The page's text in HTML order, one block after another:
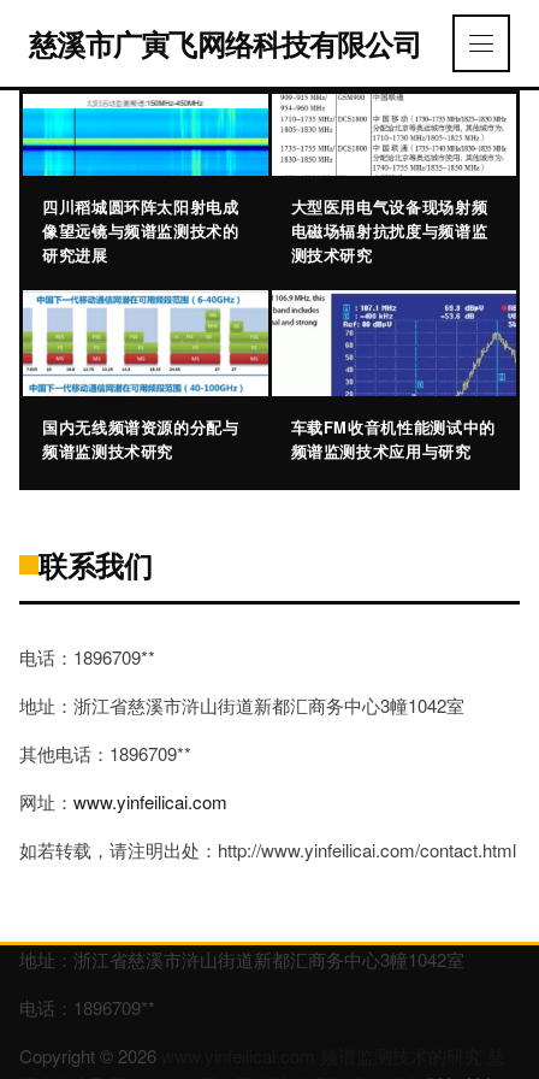
慈溪市广寅飞网络科技有限公司
四川稻城圆环阵太阳射电成
像望远镜与频谱监测技术的
研究进展
大型医用电气设备现场射频
电磁场辐射抗扰度与频谱监
测技术研究
国内无线频谱资源的分配与
频谱监测技术研究
车载FM收音机性能测试中的
频谱监测技术应用与研究
联系我们
电话：1896709**
地址：浙江省慈溪市浒山街道新都汇商务中心3幢1042室
其他电话：1896709**
网址： www.yinfeilicai.com
如若转载，请注明出处：http://www.yinfeilicai.com/contact.html
地址：浙江省慈溪市浒山街道新都汇商务中心3幢1042室
电话：1896709**
Copyright © 2026